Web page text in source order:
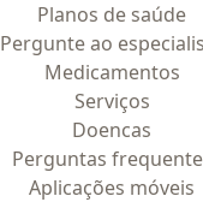
Planos de saúde
Pergunte ao
Medicamentos
Serviços
Doencas
Perguntas
Aplicações móveis